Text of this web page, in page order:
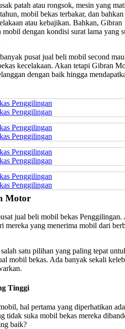
patah atau rongsok, mesin yang
mobil bekas terbakar, dan bahkan
atau kebajikan. Bahkan, Gibran
dengan kondisi surat lama yang
pusat jual beli mobil second mau
kecelakaan. Akan tetapi Gibran
dengan baik hingga
Motor
jual beli mobil bekas Penggilingan.
mereka yang menerima mobil dari
satu pilihan yang paling tepat
mobil bekas. Ada banyak sekali
Tinggi
hal pertama yang diperhatikan
tidak suka mobil bekas mereka
baik?